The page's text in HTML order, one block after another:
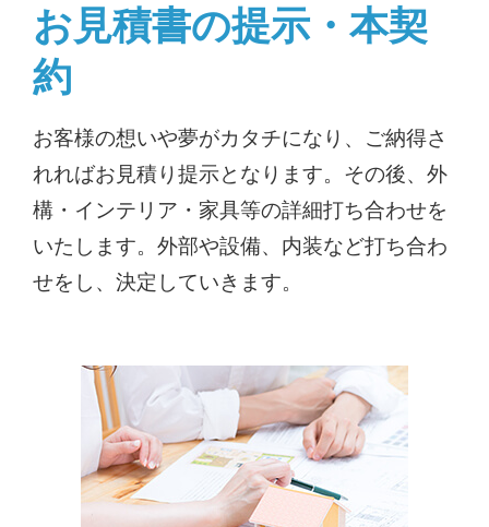
お見積書の提示・本契
約
お客様の想いや夢がカタチになり、ご納得さ
れればお見積り提示となります。その後、外
構・インテリア・家具等の詳細打ち合わせを
いたします。外部や設備、内装など打ち合わ
せをし、決定していきます。